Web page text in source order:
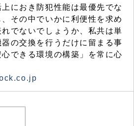
におき防犯性能は最優先でな
その中でいかに利便性を求め
でないでしょうか、私共は単
の交換を行うだけに留まる事
できる環境の構築」を常に心